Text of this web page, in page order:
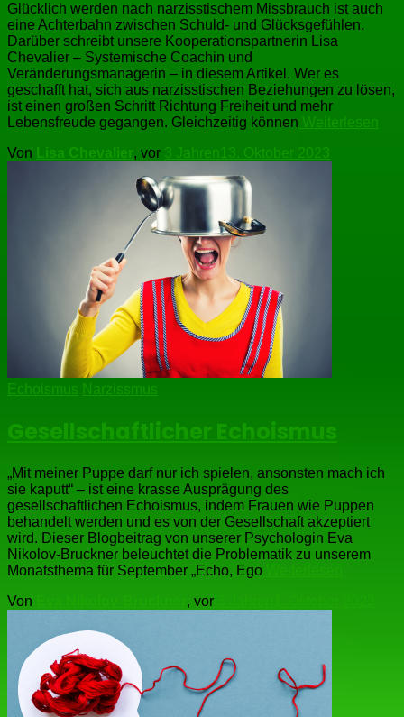
Glücklich werden nach narzisstischem Missbrauch ist auch
eine Achterbahn zwischen Schuld- und Glücksgefühlen.
Darüber schreibt unsere Kooperationspartnerin Lisa
Chevalier – Systemische Coachin und
Veränderungsmanagerin – in diesem Artikel. Wer es
geschafft hat, sich aus narzisstischen Beziehungen zu lösen,
ist einen großen Schritt Richtung Freiheit und mehr
Lebensfreude gegangen. Gleichzeitig können Weiterlesen
Von Lisa Chevalier, vor 3 Jahren 13. Oktober 2023
Echoismus Narzissmus
Gesellschaftlicher Echoismus
„Mit meiner Puppe darf nur ich spielen, ansonsten mach ich
sie kaputt“ – ist eine krasse Ausprägung des
gesellschaftlichen Echoismus, indem Frauen wie Puppen
behandelt werden und es von der Gesellschaft akzeptiert
wird. Dieser Blogbeitrag von unserer Psychologin Eva
Nikolov-Bruckner beleuchtet die Problematik zu unserem
Monatsthema für September „Echo, Ego
Von
, vor